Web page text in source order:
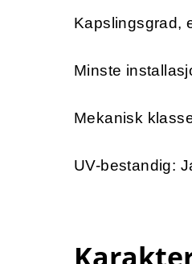
Kapslingsgrad,
Minste
Mekanisk
UV-bestandig: